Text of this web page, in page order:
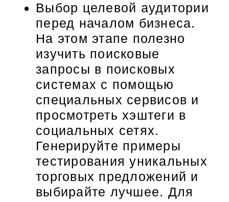
Выбор целевой аудитории
перед началом бизнеса.
На этом этапе полезно
изучить поисковые
запросы в поисковых
системах с помощью
специальных сервисов и
просмотреть хэштеги в
социальных сетях.
Генерируйте примеры
тестирования уникальных
торговых предложений и
выбирайте лучшее. Для